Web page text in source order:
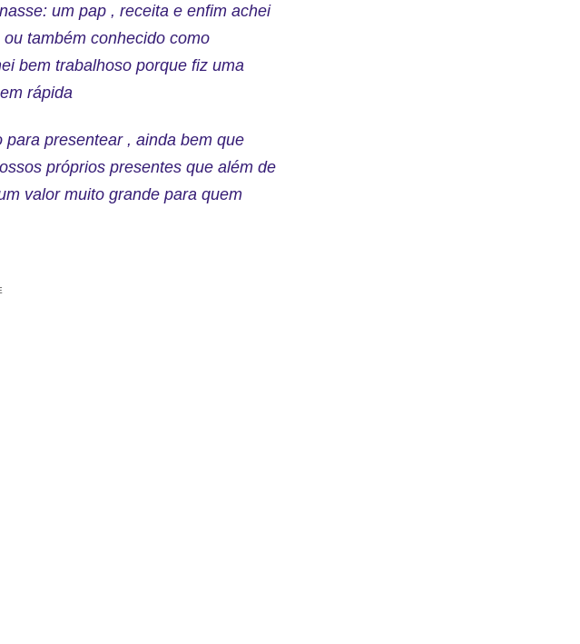
um pap , receita e enfim achei
também conhecido como
bem trabalhoso porque fiz uma
rápida
presentear , ainda bem que
próprios presentes que além de
valor muito grande para quem